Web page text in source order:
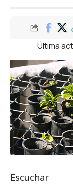
Última
Escuchar